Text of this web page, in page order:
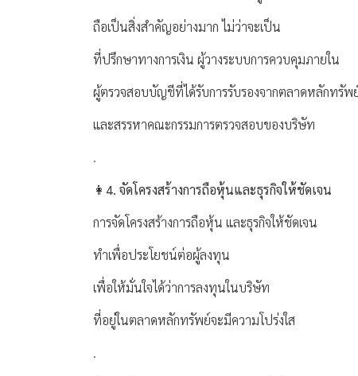
ถือเป็นสิ่งสำคัญอย่างมาก ไม่ว่าจะเป็น
ที่ปรึกษาทางการเงิน ผู้วางระบบการควบคุมภายใน
ผู้ตรวจสอบบัญชีที่ได้รับการรับรองจากตลาดหลักทรัพ
และสรรหาคณะกรรมการตรวจสอบของบริษัท
.
👩‍4. จัดโครงสร้างการถือหุ้นและธุรกิจให้ชัดเจน
การจัดโครงสร้างการถือหุ้น และธุรกิจให้ชัดเจน
ทำเพื่อประโยชน์ต่อผู้ลงทุน
เพื่อให้มั่นใจได้ว่าการลงทุนในบริษัท
ที่อยู่ในตลาดหลักทรัพย์จะมีความโปร่งใส
.